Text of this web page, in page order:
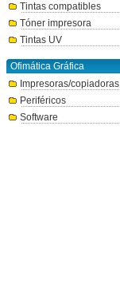
Tintas compatibles
Tóner impresora
Tintas UV
Ofimática Gráfica
Impresoras/copiadoras
Periféricos
Software